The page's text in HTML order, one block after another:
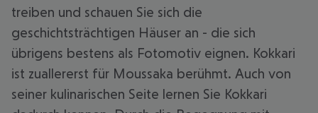
treiben und schauen Sie sich die
geschichtsträchtigen Häuser an - die sich
übrigens bestens als Fotomotiv eignen. Kokkari
ist zuallererst für Moussaka berühmt. Auch von
seiner kulinarischen Seite lernen Sie Kokkari